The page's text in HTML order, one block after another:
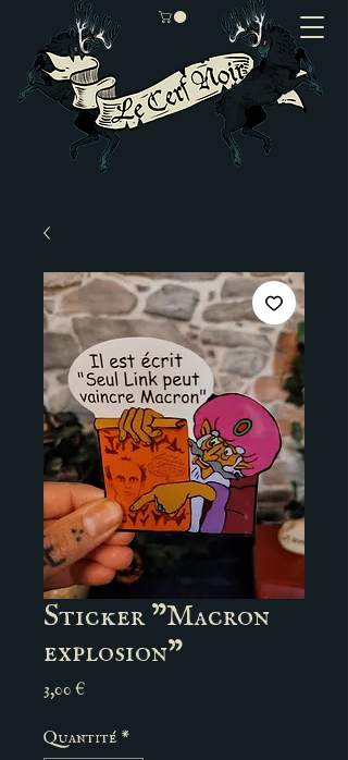
Sticker "Macron
explosion"
3,00 €Prix
Quantité *